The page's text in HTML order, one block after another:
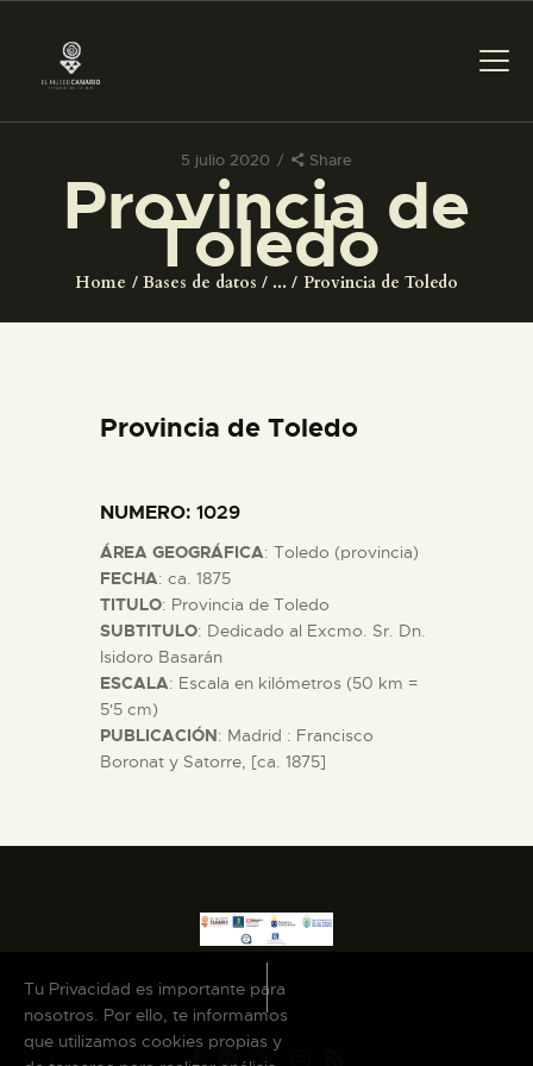
5 julio 2020 Share
Provincia de
Toledo
Home Bases de datos ... Provincia de Toledo
PREPARAR LA VISITA
ACTIVIDADES
EL MUSEO
DIDÁCTICA
ESPAÑOL
PREPARAR LA VISITA
ACTIVIDADES
█
EL MUSEO
COLECCIONES
DIDÁCTICA
Provincia de Toledo
NUMERO: 1029
ÁREA GEOGRÁFICA: Toledo (provincia)
FECHA: ca. 1875
TITULO: Provincia de Toledo
SUBTITULO: Dedicado al Excmo. Sr. Dn.
Isidoro Basarán
ESCALA: Escala en kilómetros (50 km =
5'5 cm)
PUBLICACIÓN: Madrid : Francisco
Boronat y Satorre, [ca. 1875]
Tu Privacidad es importante para
nosotros. Por ello, te informamos
que utilizamos cookies propias y